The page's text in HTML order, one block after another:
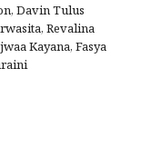
Davin Tulus
Revalina
Kayana, Fasya